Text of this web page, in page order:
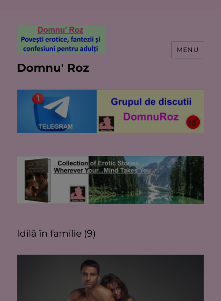
Domnu' Roz
MENU
Idilă în familie (9)